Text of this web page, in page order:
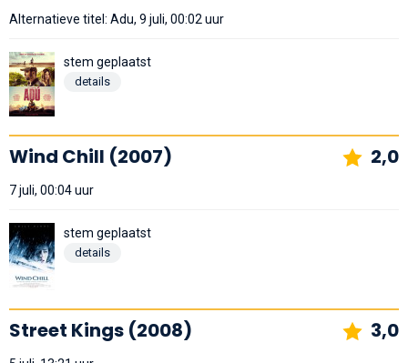
Alternatieve titel: Adu, 9 juli, 00:02 uur
stem geplaatst
details
Wind Chill (2007) 2,0
7 juli, 00:04 uur
stem geplaatst
details
Street Kings (2008) 3,0